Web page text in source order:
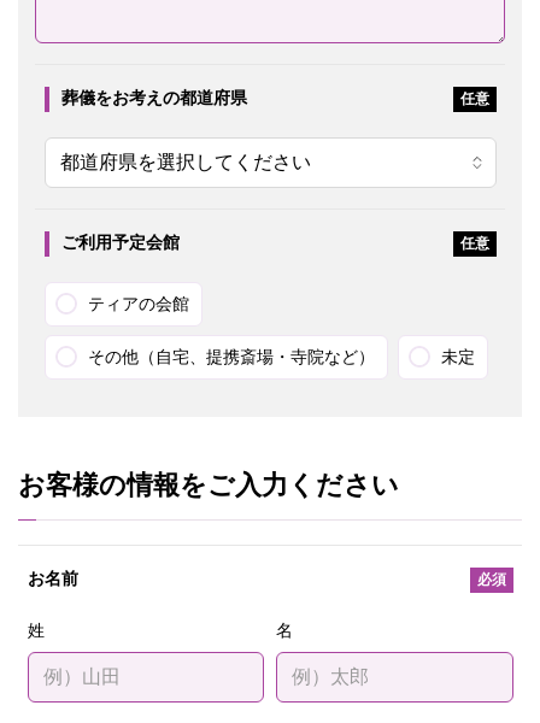
葬儀をお考えの都道府県 任意
ご利用予定会館 任意
ティアの会館
その他（自宅、提携斎場・寺院など） 未定
お客様の情報をご入力ください
お名前 必須
姓 名